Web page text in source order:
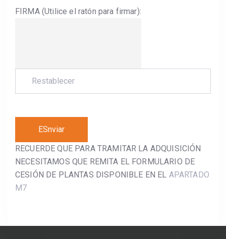
FIRMA (Utilice el ratón para firmar):
RECUERDE QUE PARA TRAMITAR LA ADQUISICIÓN
NECESITAMOS QUE REMITA EL FORMULARIO DE
CESIÓN DE PLANTAS DISPONIBLE EN EL APARTADO
M7